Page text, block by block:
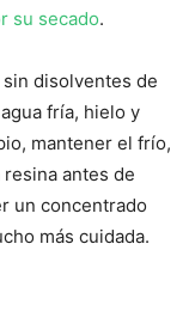
su secado.
disolventes de
fría, hielo y
mantener el frío,
antes de
un concentrado
más cuidada.